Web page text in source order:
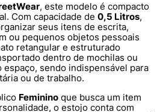
, este modelo é compacto
Com capacidade de 0,5 Litros,
seus itens de escrita,
ou pequenos objetos pessoais
retangular e estruturado
dentro de mochilas ou
espaço, sendo indispensável para
ou de trabalho.
Feminino que busca um item
o estojo conta com